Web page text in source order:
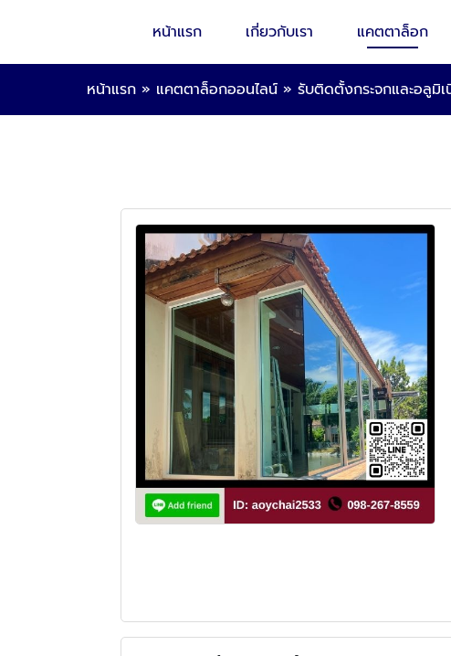
หน้าแรก เกี่ยวกับเรา แคตตาล็อก
หน้าแรก » แคตตาล็อกออนไลน์ » รับติดตั้งกระจกและอลูมิ